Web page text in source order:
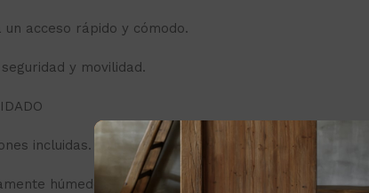
acceso rápido y cómodo.
y movilidad.
incluidas.
húmedo.